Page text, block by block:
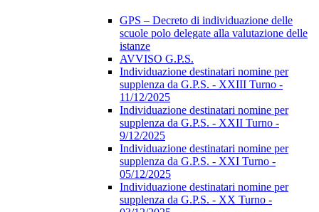
GPS – Decreto di individuazione delle
scuole polo delegate alla valutazione delle
istanze
AVVISO G.P.S.
Individuazione destinatari nomine per
supplenza da G.P.S. - XXIII Turno -
11/12/2025
Individuazione destinatari nomine per
supplenza da G.P.S. - XXII Turno -
9/12/2025
Individuazione destinatari nomine per
supplenza da G.P.S. - XXI Turno -
05/12/2025
Individuazione destinatari nomine per
supplenza da G.P.S. - XX Turno -